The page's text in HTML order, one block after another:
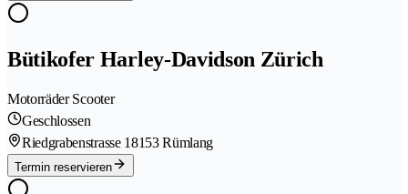
Bütikofer Harley-Davidson Zürich
Motorräder Scooter
Geschlossen
Riedgrabenstrasse 18153 Rümlang
Termin reservieren